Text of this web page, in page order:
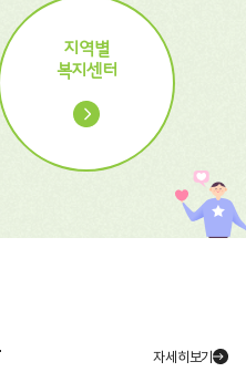
지역별
복지센터
자세히보기